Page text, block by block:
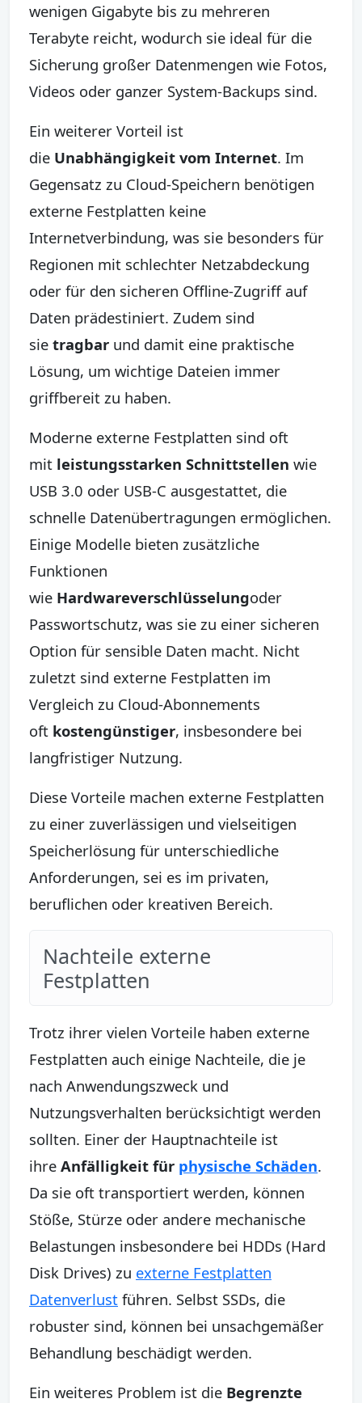
wenigen Gigabyte bis zu mehreren
Terabyte reicht, wodurch sie ideal für die
Sicherung großer Datenmengen wie Fotos,
Videos oder ganzer System-Backups sind.
Ein weiterer Vorteil ist
die Unabhängigkeit vom Internet. Im
Gegensatz zu Cloud-Speichern benötigen
externe Festplatten keine
Internetverbindung, was sie besonders für
Regionen mit schlechter Netzabdeckung
oder für den sicheren Offline-Zugriff auf
Daten prädestiniert. Zudem sind
sie tragbar und damit eine praktische
Lösung, um wichtige Dateien immer
griffbereit zu haben.
Moderne externe Festplatten sind oft
mit leistungsstarken Schnittstellen wie
USB 3.0 oder USB-C ausgestattet, die
schnelle Datenübertragungen ermöglichen.
Einige Modelle bieten zusätzliche
Funktionen
wie Hardwareverschlüsselungoder
Passwortschutz, was sie zu einer sicheren
Option für sensible Daten macht. Nicht
zuletzt sind externe Festplatten im
Vergleich zu Cloud-Abonnements
oft kostengünstiger, insbesondere bei
langfristiger Nutzung.
Diese Vorteile machen externe Festplatten
zu einer zuverlässigen und vielseitigen
Speicherlösung für unterschiedliche
Anforderungen, sei es im privaten,
beruflichen oder kreativen Bereich.
Nachteile externe
Festplatten
Trotz ihrer vielen Vorteile haben externe
Festplatten auch einige Nachteile, die je
nach Anwendungszweck und
Nutzungsverhalten berücksichtigt werden
sollten. Einer der Hauptnachteile ist
ihre Anfälligkeit für physische Schäden.
Da sie oft transportiert werden, können
Stöße, Stürze oder andere mechanische
Belastungen insbesondere bei HDDs (Hard
Disk Drives) zu externe Festplatten
Datenverlust führen. Selbst SSDs, die
robuster sind, können bei unsachgemäßer
Behandlung beschädigt werden.
Ein weiteres Problem ist die Begrenzte